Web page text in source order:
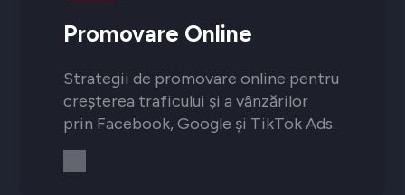
Promovare Online
Strategii de promovare online pentru
creșterea traficului și a vânzărilor
prin Facebook, Google și TikTok Ads.